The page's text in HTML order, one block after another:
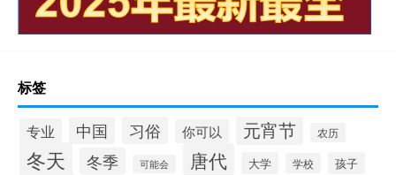
标签
专业 中国 习俗 你可以 元宵节 农历
冬天 冬季 可能会 唐代 大学 学校 孩子